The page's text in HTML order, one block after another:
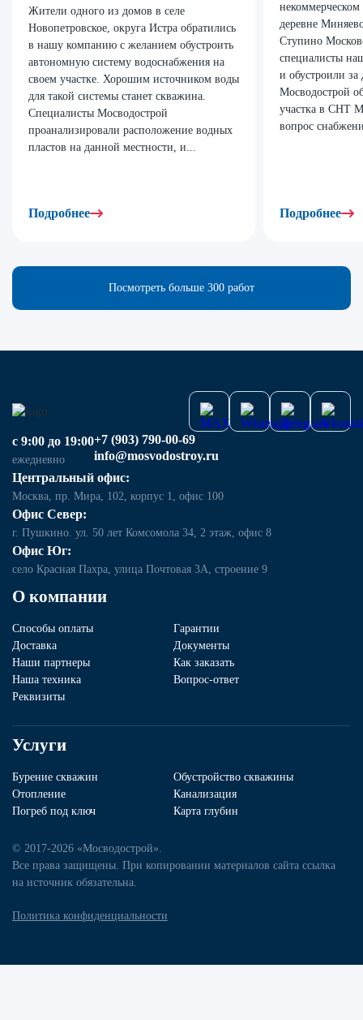
Жители одного из домов в селе
Новопетровское, округа Истра обратились
в нашу компанию с желанием обустроить
автономную систему водоснабжения на
своем участке. Хорошим источником воды
для такой системы станет скважина.
Специалисты Мосводострой
проанализировали расположение водных
пластов на данной местности, и...
Подробнее
деревне
Ступино
специалисты
и обустроили
Мосводострой
участка в СНТ
вопрос
Подробнее
Посмотреть больше 300 работ
О компании
Способы оплаты
Гарантии
Доставка
Документы
Наши партнеры
Как заказать
Наша техника
Вопрос-ответ
Реквизиты
Услуги
Бурение скважин
Обустройство скважины
Отопление
Канализация
Погреб под ключ
Карта глубин
с 9:00 до 19:00
ежедневно
+7 (903) 790-00-69
info@mosvodostroy.ru
Центральный офис:
Москва, пр. Мира, 102, корпус 1, офис 100
Офис Север:
г. Пушкино. ул. 50 лет Комсомола 34, 2 этаж, офис 8
Офис Юг:
село Красная Пахра, улица Почтовая 3А, строение 9
© 2017-2026 «Мосводострой».
Все права защищены. При копировании материалов сайта ссылка
на источник обязательна.
Политика конфиденциальности